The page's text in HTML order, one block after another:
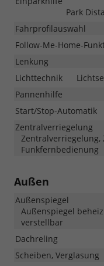
Park
Fahrprofilauswahl
Follow-Me-Home-
Lenkung
Lichttechnik
Pannenhilfe
Start/Stop-Automatik
Zentralverriegelung
Funkfernbedienung
Außen
Außenspiegel
Außenspiegel
verstellbar
Dachreling
Scheiben, Verglasung